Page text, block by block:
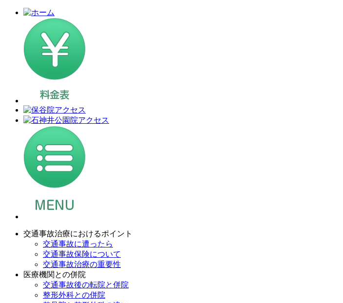
交通事故治療におけるポイント
交通事故に遭ったら
交通事故保険について
交通事故治療の重要性
医療機関との併院
交通事故後の転院と併院
整形外科との併院